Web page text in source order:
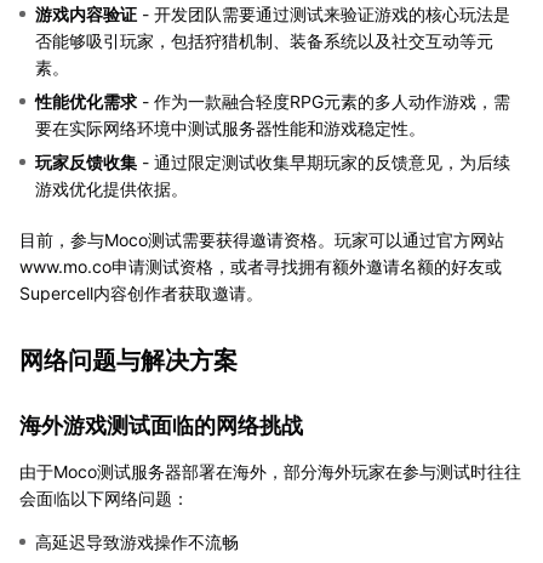
游戏内容验证 - 开发团队需要通过测试来验证游戏的核心玩法是
否能够吸引玩家，包括狩猎机制、装备系统以及社交互动等元
素。
性能优化需求 - 作为一款融合轻度RPG元素的多人动作游戏，需
要在实际网络环境中测试服务器性能和游戏稳定性。
玩家反馈收集 - 通过限定测试收集早期玩家的反馈意见，为后续
游戏优化提供依据。
目前，参与Moco测试需要获得邀请资格。玩家可以通过官方网站
www.mo.co申请测试资格，或者寻找拥有额外邀请名额的好友或
Supercell内容创作者获取邀请。
网络问题与解决方案
海外游戏测试面临的网络挑战
由于Moco测试服务器部署在海外，部分海外玩家在参与测试时往往
会面临以下网络问题：
高延迟导致游戏操作不流畅